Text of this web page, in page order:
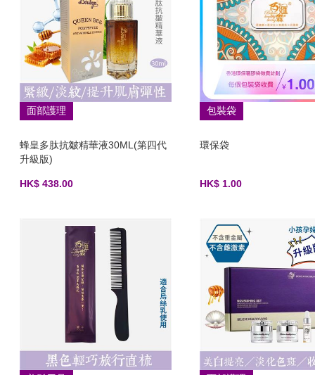
面部護理
蜂皇多肽抗皺精華液30ML(第四代
升級版)
HK$ 438.00
包裝袋
環保袋
HK$ 1.00